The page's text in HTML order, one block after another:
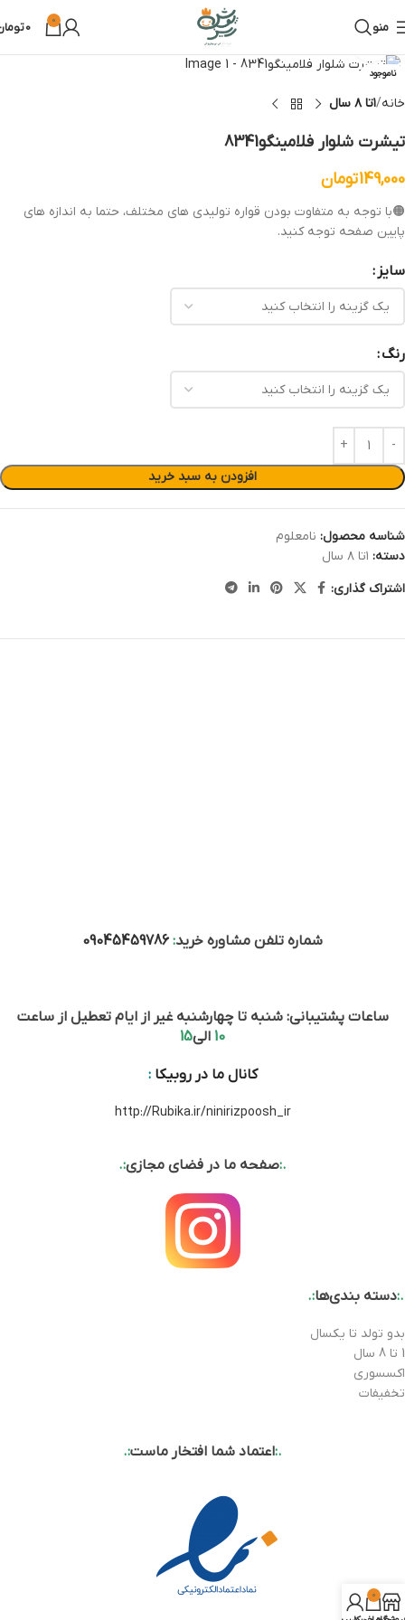
منو 0
0
ناموجود
خانه ۱تا ۸ سال
تیشرت شلوار فلامینگو8341
149,000تومان
🟠با توجه به متفاوت بودن قواره تولیدی های مختلف، حتما به اندازه های
پایین صفحه توجه کنید.
سایز
رنگ
افزودن به سبد خرید
شناسه محصول: نامعلوم
دسته: ۱تا ۸ سال
اشتراک گذاری:
شماره تلفن مشاوره خرید:
09045459786
ساعات پشتیبانی: شنبه تا چهارشنبه غیر از ایام تعطیل از ساعت
10 الی15
کانال ما در روبیکا:
http://Rubika.ir/ninirizpoosh_ir
.:صفحه ما در فضای مجازی:.
.:دسته بندی‌ها:.
بدو تولد تا یکسال
1 تا 8 سال
اکسسوری
تخفیفات
.:اعتماد شما افتخار ماست:.
0